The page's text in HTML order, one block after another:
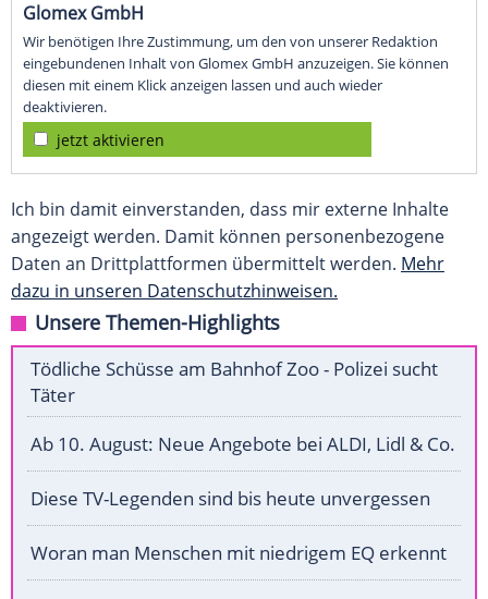
Glomex GmbH
Wir benötigen Ihre Zustimmung, um den von unserer Redaktion
eingebundenen Inhalt von Glomex GmbH anzuzeigen. Sie können
diesen mit einem Klick anzeigen lassen und auch wieder
deaktivieren.
jetzt aktivieren
Ich bin damit einverstanden, dass mir externe Inhalte
angezeigt werden. Damit können personenbezogene
Daten an Drittplattformen übermittelt werden. Mehr
dazu in unseren Datenschutzhinweisen.
Unsere Themen-Highlights
Tödliche Schüsse am Bahnhof Zoo - Polizei sucht
Täter
Ab 10. August: Neue Angebote bei ALDI, Lidl & Co.
Diese TV-Legenden sind bis heute unvergessen
Woran man Menschen mit niedrigem EQ erkennt